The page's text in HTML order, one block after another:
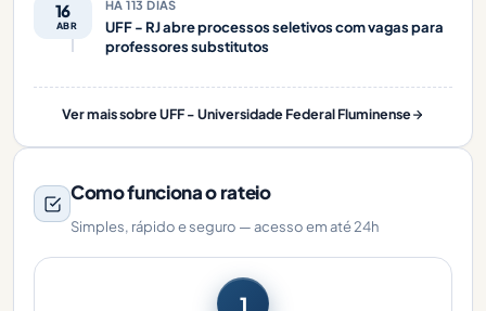
16
ABR
HÁ 113 DIAS
UFF - RJ abre processos seletivos com vagas para
professores substitutos
Ver mais sobre UFF - Universidade Federal Fluminense
Como funciona o rateio
Simples, rápido e seguro — acesso em até 24h
1